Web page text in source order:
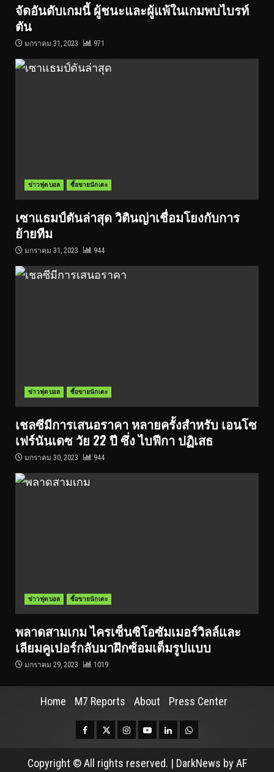
จัดอันดับเกมนี้ ผู้ชนะและผู้แพ้ในเกมพบไบรท์
ตัน
มกราคม 31, 2023 971
ข่าวฟุตบอล ซื้อขายนักเตะ
เซาแธมป์ตันล่าสุด วิตินญ่าเชื่อมโยงกับการ
ย้ายทีม
มกราคม 31, 2023 944
ข่าวฟุตบอล ซื้อขายนักเตะ
เชลซีมีการเสนอราคา หลายครั้งสำหรับ เอนโซ
เฟร์นันเดซ วัย 22 ปี ซึ่ง ไบฟีกา ปฏิเสธ
มกราคม 30, 2023 944
ข่าวฟุตบอล ซื้อขายนักเตะ
พลาดสามเกม ไครเซ็นซิโอซัมเมอร์วิลล์และ
เลียมคูเปอร์กลับมาฝึกซ้อมเต็มรูปแบบ
มกราคม 29, 2023 1019
Home M7 Reports About Press Center
Facebook
TwitterInstagram
YoutubeLinkedinWhatsapp
Copyright © All rights reserved. | DarkNews by AF